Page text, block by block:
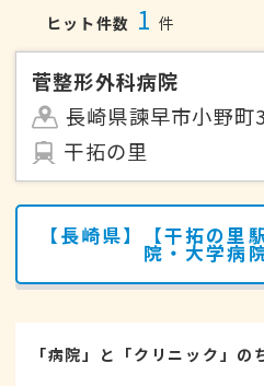
ヒット件数 1 件
菅整形外科病院
長崎県諫早市小野町
干拓の里
【長崎県】【干拓の里
院・大学病
「病院」と「クリニック」の